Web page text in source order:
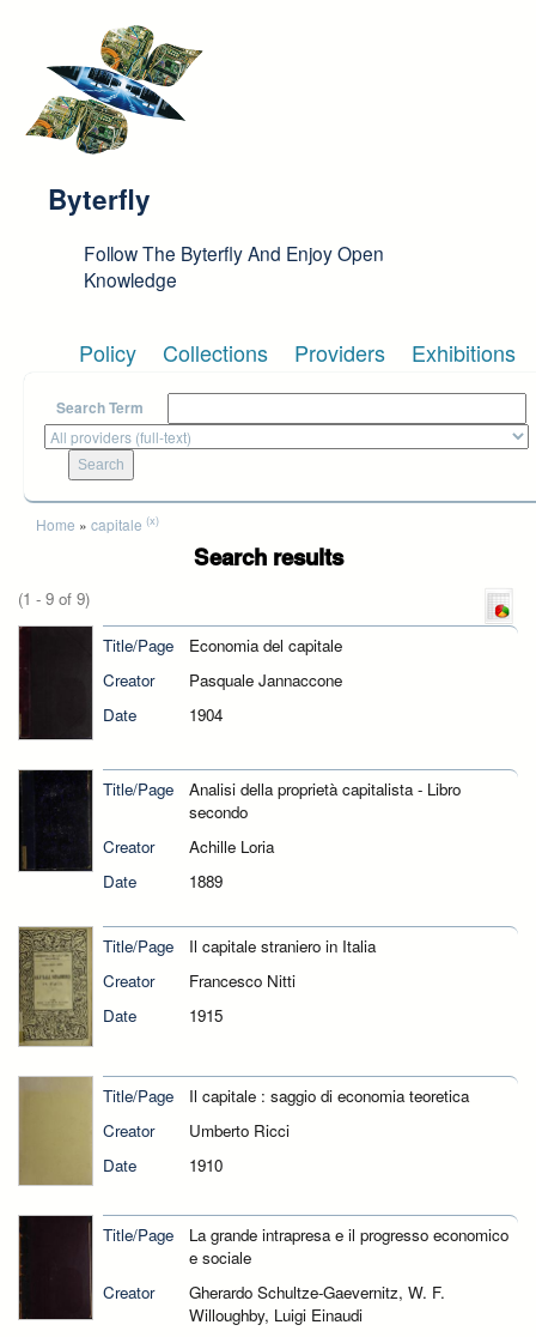
Byterfly
Follow The Byterfly And Enjoy Open
Knowledge
Policy Collections Providers Exhibitions
Search Term
You are here
Home » capitale (x)
Search results
(1 - 9 of 9)
Title/Page
Economia del capitale
Creator
Pasquale Jannaccone
Date
1904
Title/Page
Analisi della proprietà capitalista - Libro
secondo
Creator
Achille Loria
Date
1889
Title/Page
Il capitale straniero in Italia
Creator
Francesco Nitti
Date
1915
Title/Page
Il capitale : saggio di economia teoretica
Creator
Umberto Ricci
Date
1910
Title/Page
La grande intrapresa e il progresso economico
e sociale
Creator
Gherardo Schultze-Gaevernitz, W. F.
Willoughby, Luigi Einaudi